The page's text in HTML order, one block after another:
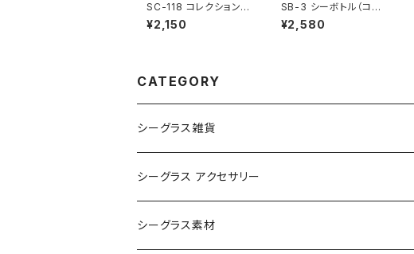
SC-118 コレクション用
シーグラス（気泡入り）
¥2,150
SB-3 シーボトル（コバ
ルトブルー）
¥2,580
CATEGORY
シーグラス雑貨
コレクション用シーグラス
シーグラス オブジェ・置物
シーグラス アクセサリー
シーグラス ネックレス
シーグラス素材